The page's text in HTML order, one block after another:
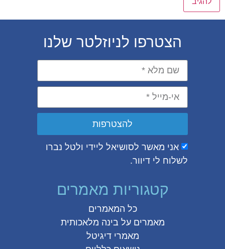
הצטרפו לניוזלטר שלנו
אני מאשר לסושיאל ליידי ולטל נברו
לשלוח לי דיוור.
להצטרפות
קטגוריות מאמרים
כל המאמרים
מאמרים עלבינה מלאכותית
מאמרי דיגיטל